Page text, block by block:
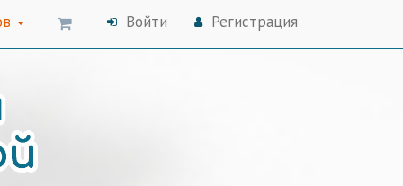
Войти Регистрация